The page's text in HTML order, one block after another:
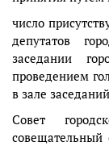
число
депутатов
заседании
проведением
в зале
Совет